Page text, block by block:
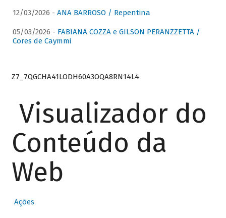
12/03/2026 - ANA BARROSO / Repentina
05/03/2026 - FABIANA COZZA e GILSON PERANZZETTA /
Cores de Caymmi
Z7_7QGCHA41LODH60A3OQA8RN14L4
Visualizador do
Conteúdo da
Web
Ações